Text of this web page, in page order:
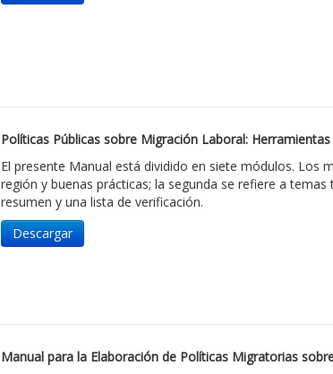
Políticas Públicas sobre Migración Laboral:
El presente Manual está dividido en siete módulos. Los
región y buenas prácticas; la segunda se refiere a
resumen y una lista de verificación.
Descargar
Manual para la Elaboración de Políticas Migratorias